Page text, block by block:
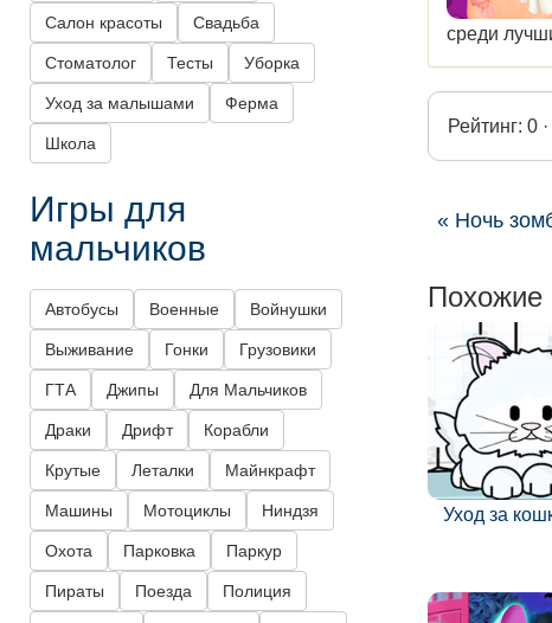
среди
Рейтинг: 0
« Ночь
Похожие
Уход за
Салон красоты Свадьба
Стоматолог Тесты Уборка
Уход за малышами Ферма
Школа
Игры для
мальчиков
Автобусы Военные Войнушки
Выживание Гонки Грузовики
ГТА Джипы Для Мальчиков
Драки Дрифт Корабли
Крутые Леталки Майнкрафт
Машины Мотоциклы Ниндзя
Охота Парковка Паркур
Пираты Поезда Полиция